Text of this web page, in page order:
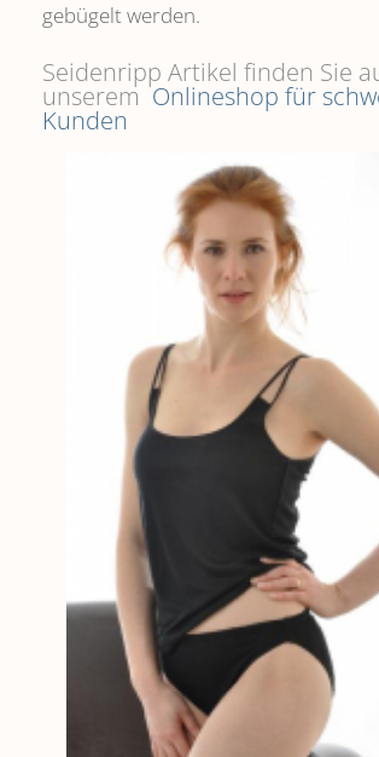
gebügelt werden.
Seidenripp Artikel finden Sie
unserem Onlineshop für
Kunden